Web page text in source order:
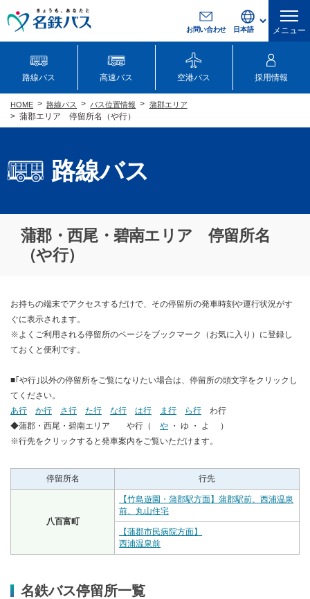
お問い合わせ メニュー
路線バス 高速バス 空港バス 採用情報
路線バス
HOME 路線バス バス位置情報 蒲郡エリア
蒲郡エリア 停留所名（や行）
蒲郡・西尾・碧南エリア 停留所名
（や行）
お持ちの端末でアクセスするだけで、その停留所の発車時刻や運行状況がす
ぐに表示されます。
※よくご利用される停留所のページをブックマーク（お気に入り）に登録し
ておくと便利です。
■｢や行｣以外の停留所をご覧になりたい場合は、停留所の頭文字をクリックし
てください。
あ行
か行 さ行 た行 な行 は行 ま行 ら行 わ行
◆蒲郡・西尾・碧南エリア や行（ や ・ ゆ ・ よ ）
※行先をクリックすると発車案内をご覧いただけます。
停留所名 行先
八百富町
【竹島遊園・蒲郡駅方面】蒲郡駅前、西浦温泉
前、丸山住宅
【蒲郡市民病院方面】
西浦温泉前
名鉄バス停留所一覧